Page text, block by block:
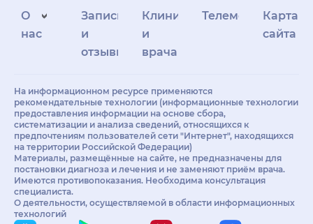
О
нас
Запись
и
отзывы
Клиникам
и
врачам
Телемедицина
Карта
сайта
На информационном ресурсе применяются
рекомендательные технологии (информационные технологии
предоставления информации на основе сбора,
систематизации и анализа сведений, относящихся к
предпочтениям пользователей сети "Интернет", находящихся
на территории Российской Федерации)
Материалы, размещённые на сайте, не предназначены для
постановки диагноза и лечения и не заменяют приём врача.
Имеются противопоказания. Необходима консультация
специалиста.
О деятельности, осуществляемой в области информационных
технологий